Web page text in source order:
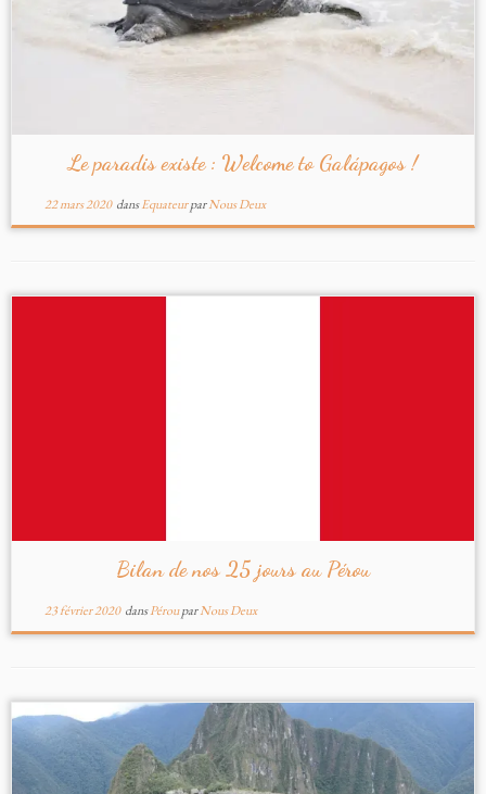
Le paradis existe : Welcome to Galápagos !
22 mars 2020dansEquateurparNous Deux
Bilan de nos 25 jours au Pérou
23 février 2020dansPérouparNous Deux